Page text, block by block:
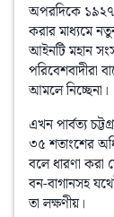
অপরদিকে ১৯২৭
করার মাধ্যমে
আইনটি মহান
পরিবেশবাদীরা
আমলে নিচ্ছেনা।
এখন পার্বত্য
৩৫ শতাংশের
বলে ধারণা করা
বন-বাগানসহ
তা লক্ষণীয়।